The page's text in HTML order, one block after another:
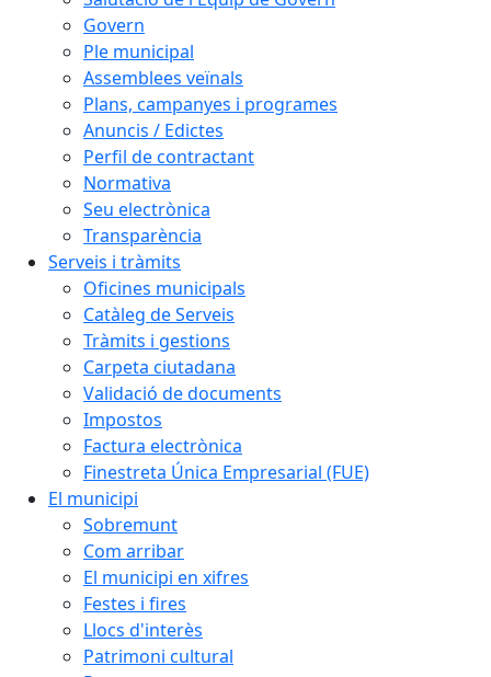
Govern
Ple municipal
Assemblees veïnals
Plans, campanyes i programes
Anuncis / Edictes
Perfil de contractant
Normativa
Seu electrònica
Transparència
Serveis i tràmits
Oficines municipals
Catàleg de Serveis
Tràmits i gestions
Carpeta ciutadana
Validació de documents
Impostos
Factura electrònica
Finestreta Única Empresarial (FUE)
El municipi
Sobremunt
Com arribar
El municipi en xifres
Festes i fires
Llocs d'interès
Patrimoni cultural